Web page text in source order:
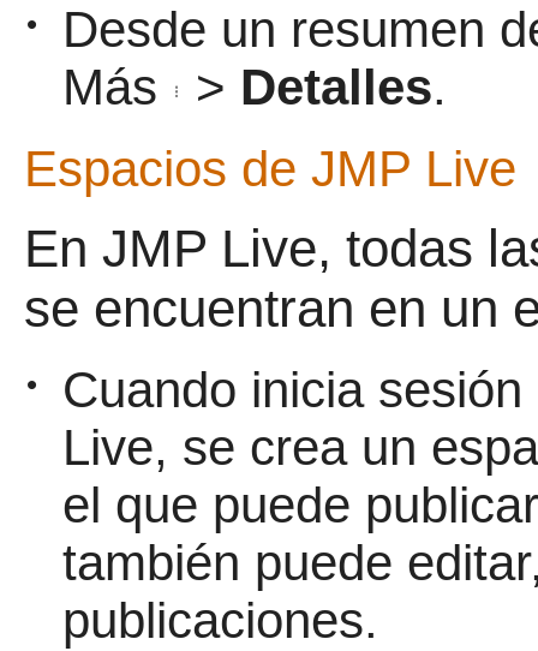
•
Desde un resumen
Más
> Detalles.
Espacios de JMP Live
En JMP Live, todas
se encuentran en un
•
Cuando inicia
Live, se crea un
el que puede
también puede
publicaciones.